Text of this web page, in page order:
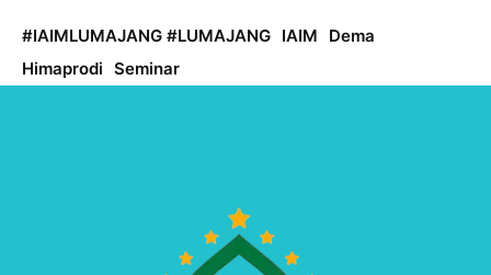
#IAIMLUMAJANG #LUMAJANG IAIM
Dema
Himaprodi Seminar